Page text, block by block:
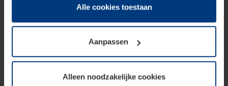
Juridisch hebben wij het recht om cookies op uw
van deze pagina's absoluut vereist is. Voor alle andere
soorten cookies is uw toestemming benodigd. Uw
toestemming kunt u op elk moment bij de uitleg van de
wijzigen of herroepen.
Alle cookies toestaan
Aanpassen
Alleen noodzakelijke cookies